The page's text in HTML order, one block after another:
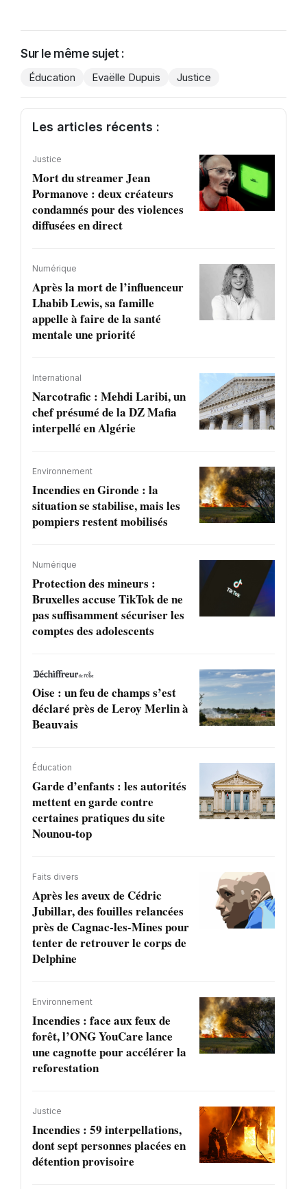
Sur le même sujet :
Éducation Evaëlle Dupuis Justice
Les articles récents :
Justice
Mort du streamer Jean
Pormanove : deux créateurs
condamnés pour des violences
diffusées en direct
Numérique
Après la mort de l’influenceur
Lhabib Lewis, sa famille
appelle à faire de la santé
mentale une priorité
International
Narcotrafic : Mehdi Laribi, un
chef présumé de la DZ Mafia
interpellé en Algérie
Environnement
Incendies en Gironde : la
situation se stabilise, mais les
pompiers restent mobilisés
Numérique
Protection des mineurs :
Bruxelles accuse TikTok de ne
pas suffisamment sécuriser les
comptes des adolescents
Oise : un feu de champs s’est
déclaré près de Leroy Merlin à
Beauvais
Éducation
Garde d’enfants : les autorités
mettent en garde contre
certaines pratiques du site
Nounou-top
Faits divers
Après les aveux de Cédric
Jubillar, des fouilles relancées
près de Cagnac-les-Mines pour
tenter de retrouver le corps de
Delphine
Environnement
Incendies : face aux feux de
forêt, l’ONG YouCare lance
une cagnotte pour accélérer la
reforestation
Justice
Incendies : 59 interpellations,
dont sept personnes placées en
détention provisoire